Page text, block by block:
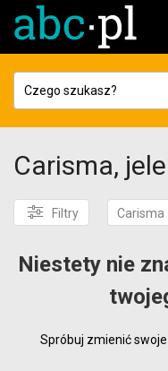
Carisma,
Filtry Carisma
Niestety nie
Spróbuj zmienić